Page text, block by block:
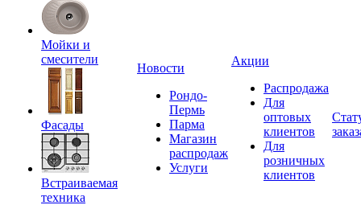
Мойки и
смесители
Фасады
Встраиваемая
техника
Новости
Рондо-
Пермь
Парма
Магазин
распродаж
Услуги
Акции
Распродажа
Для
оптовых
клиентов
Для
розничных
клиентов